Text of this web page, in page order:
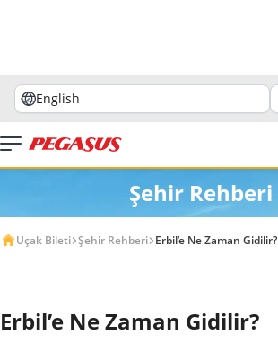
English
Şehir Rehberi
Uçak Bileti Şehir Rehberi Erbil’e Ne Zaman Gidilir?
Erbil’e Ne Zaman Gidilir?